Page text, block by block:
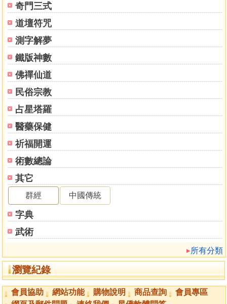
奇門三式
道壇符咒
測字解夢
鐵版神數
佛禪仙道
民俗宗教
占星塔羅
醫藥保健
祈福開運
術數總論
其它
群經 中國傳統
字典
武術
所有分類
瀏覽紀錄
參天兩地解並圖
陽其作法
劫法
天人合一解
三元大劫法
九星論
歌訣
挨星秘傳起列
五星真訣
八卦總斷
古經精義
三大反卦四十八局
九星所屬
下元八山斷
上元八山斷
風水氣三字真訣
審龍脫劫真訣
看臥室房門應犯病証訣
附何知經
論風射
看陽宅秘訣
論開門收水引氣法
修方移床求子訣
水路秘斷
會員協助 網站功能 購物說明 商品查詢
會員專區